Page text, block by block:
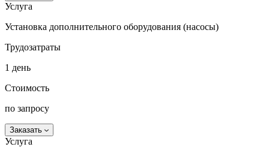
Услуга
Установка дополнительного оборудования (насосы)
Трудозатраты
1 день
Стоимость
по запросу
Заказать
Услуга